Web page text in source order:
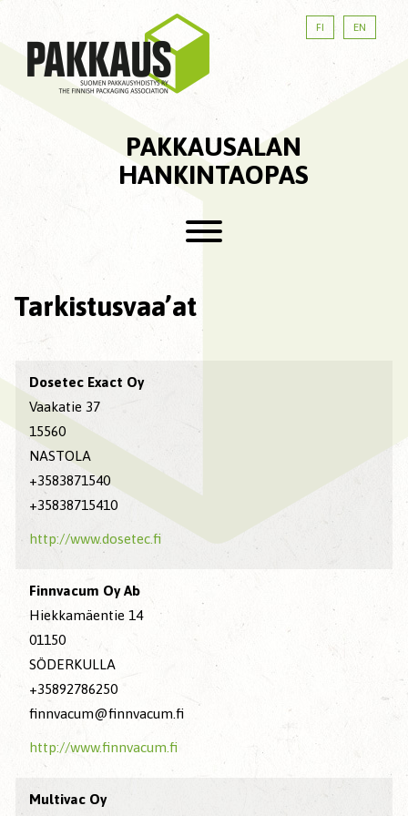
FI EN
PAKKAUSALAN
HANKINTAOPAS
Tarkistusvaa’at
Dosetec Exact Oy
Vaakatie 37
15560
NASTOLA
+3583871540
+35838715410
http://www.dosetec.fi
Finnvacum Oy Ab
Hiekkamäentie 14
01150
SÖDERKULLA
+35892786250
finnvacum@finnvacum.fi
http://www.finnvacum.fi
Multivac Oy